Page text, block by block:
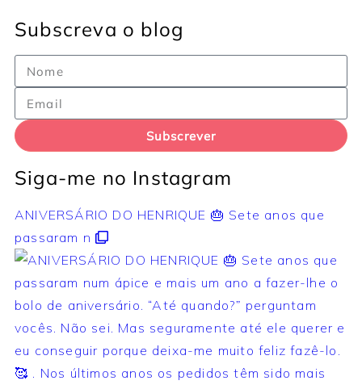
Subscreva o blog
Subscrever
Siga-me no Instagram
ANIVERSÁRIO DO HENRIQUE 🎂 Sete anos que
passaram n